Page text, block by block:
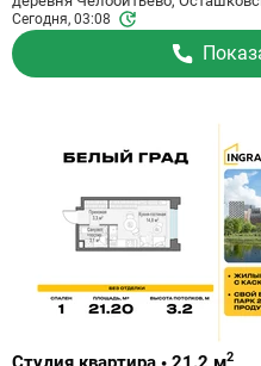
Ingrad. Квартира сдается в 3
в 26 минутах на машине от
квартиры - 21.2 кв. м. Этаж 9 из
сообщите его когда будете
Сегодня, 03:08
Ссылка
2